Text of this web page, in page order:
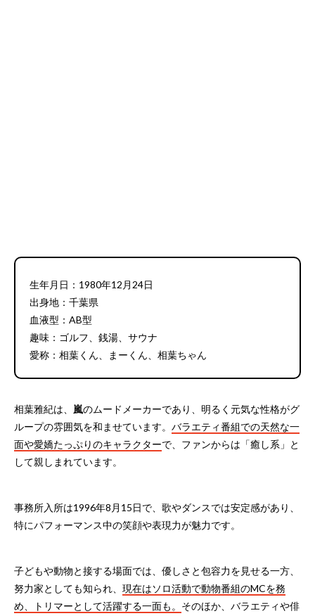
生年月日：1980年12月24日
出身地：千葉県
血液型：AB型
趣味：ゴルフ、銭湯、サウナ
愛称：相葉くん、まーくん、相葉ちゃん
相葉雅紀は、 嵐のムードメーカーであり、明るく元気な性格がグ
ループの雰囲気を和ませています。 バラエティ番組での天然な一
面や愛嬌たっぷりのキャラクターで、ファンからは「癒し系」と
して親しまれています。
事務所入所は1996年8月15日で、歌やダンスでは安定感があり、
特にパフォーマンス中の笑顔や表現力が魅力です。
子どもや動物と接する場面では、優しさと包容力を見せる一方、
努力家としても知られ、 現在はソロ活動で動物番組のMCを務
め、トリマーとして活躍する一面も。 そのほか、バラエティや俳